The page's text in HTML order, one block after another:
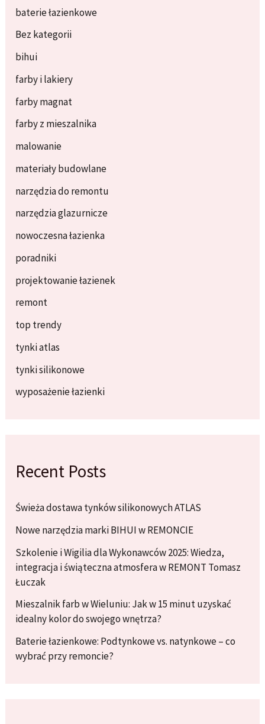
baterie łazienkowe
Bez kategorii
bihui
farby i lakiery
farby magnat
farby z mieszalnika
malowanie
materiały budowlane
narzędzia do remontu
narzędzia glazurnicze
nowoczesna łazienka
poradniki
projektowanie łazienek
remont
top trendy
tynki atlas
tynki silikonowe
wyposażenie łazienki
Recent Posts
Świeża dostawa tynków silikonowych ATLAS
Nowe narzędzia marki BIHUI w REMONCIE
Szkolenie i Wigilia dla Wykonawców 2025: Wiedza,
integracja i świąteczna atmosfera w REMONT Tomasz
Łuczak
Mieszalnik farb w Wieluniu: Jak w 15 minut uzyskać
idealny kolor do swojego wnętrza?
Baterie łazienkowe: Podtynkowe vs. natynkowe – co
wybrać przy remoncie?